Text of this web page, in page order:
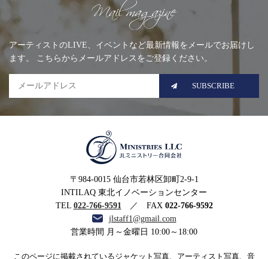
アーティストのLIVE、イベントなど最新情報をメールでお届けし
ます。 こちらからメールアドレスをご登録ください。
SUBSCRIBE
ストリー合同会社
〒984-0015 仙台市若林区卸町2-9-1
INTILAQ 東北イノベーションセンター
TEL 022-766-9591 ／ FAX 022-766-9592
jlstaff1@gmail.com
営業時間 月～金曜日 10:00～18:00
このページに掲載されているジャケット写真、アーティスト写真、音